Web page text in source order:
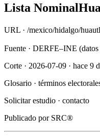
Lista Nominal
URL · /mexico/hidalgo/
Fuente · DERFE–INE (datos
Corte · 2026-07-09 · hace 9
Glosario · términos
Solicitar estudio · contacto
Publicado por SRC®